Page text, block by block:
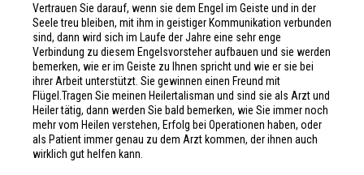
Vertrauen Sie darauf, wenn sie dem Engel im Geiste und in der
Seele treu bleiben, mit ihm in geistiger Kommunikation verbunden
sind, dann wird sich im Laufe der Jahre eine sehr enge
Verbindung zu diesem Engelsvorsteher aufbauen und sie werden
bemerken, wie er im Geiste zu Ihnen spricht und wie er sie bei
ihrer Arbeit unterstützt. Sie gewinnen einen Freund mit
Flügel.Tragen Sie meinen Heilertalisman und sind sie als Arzt und
Heiler tätig, dann werden Sie bald bemerken, wie Sie immer noch
mehr vom Heilen verstehen, Erfolg bei Operationen haben, oder
als Patient immer genau zu dem Arzt kommen, der ihnen auch
wirklich gut helfen kann.